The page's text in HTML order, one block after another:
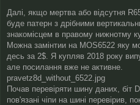
Далі, якщо мертва або відсутня
буде патерн з дрібними
знакомісцем в правому нижнотму
Можна замінтии на MOS6522 яку
десь за 2$. Я купляв 2018 року
але посилання вже не активне.
pravetz8d_without_6522.jpg
Почав перевіряти шину даних, біт
пов'язані чіпи на шині перевірив,